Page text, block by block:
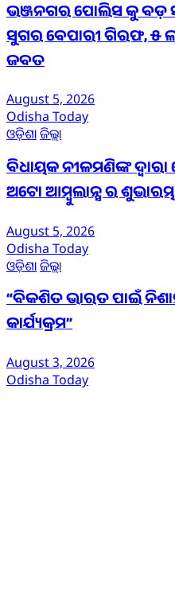
ଭଞ୍ଜନଗର ପୋଲିସ କୁ ବଡ଼
ସୁଗର ବେପାରୀ ଗିରଫ, ୫
ଜବତ
August 5, 2026
Odisha Today
ଓଡ଼ିଶାଜିଲ୍ଲା
ବିଧାୟକ ନୀଳମଣିଙ୍କ ଦ୍ବାରା
ଅଟୋ ଆମ୍ବୁଲାନ୍ସ ର ଶୁଭାରମ୍ଭ
August 5, 2026
Odisha Today
ଓଡ଼ିଶାଜିଲ୍ଲା
“ବିକଶିତ ଭାରତ ପାଇଁ
କାର୍ଯ୍ୟକ୍ରମ”
August 3, 2026
Odisha Today